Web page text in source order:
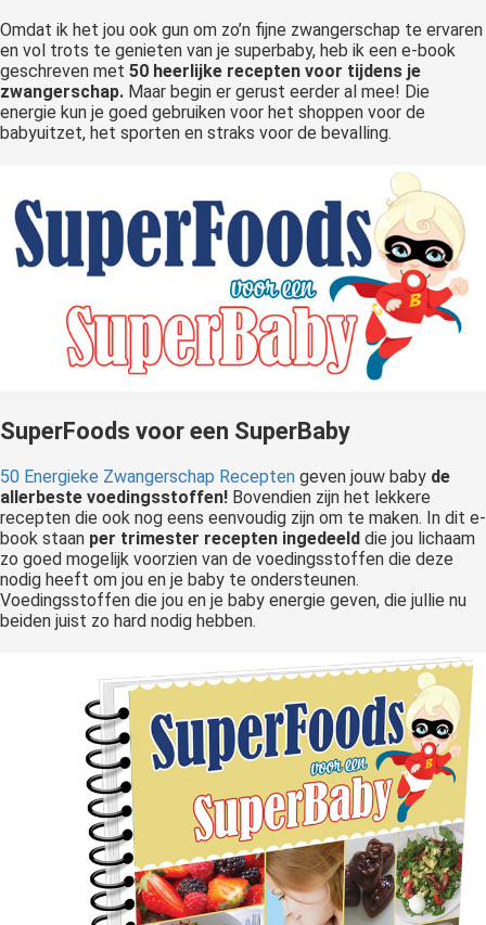
Omdat ik het jou ook gun om zo’n fijne zwangerschap te ervaren
en vol trots te genieten van je superbaby, heb ik een e-book
geschreven met 50 heerlijke recepten voor tijdens je
zwangerschap. Maar begin er gerust eerder al mee! Die
energie kun je goed gebruiken voor het shoppen voor de
babyuitzet, het sporten en straks voor de bevalling.
SuperFoods voor een SuperBaby
50 Energieke Zwangerschap Recepten geven jouw baby de
allerbeste voedingsstoffen! Bovendien zijn het lekkere
recepten die ook nog eens eenvoudig zijn om te maken. In dit e-
book staan per trimester recepten ingedeeld die jou lichaam
zo goed mogelijk voorzien van de voedingsstoffen die deze
nodig heeft om jou en je baby te ondersteunen.
Voedingsstoffen die jou en je baby energie geven, die jullie nu
beiden juist zo hard nodig hebben.